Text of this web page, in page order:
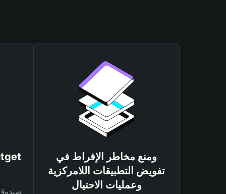
ومنع مخاطر الإفراط في
تفويض التطبيقات اللامركزية
وعمليات الاحتيال